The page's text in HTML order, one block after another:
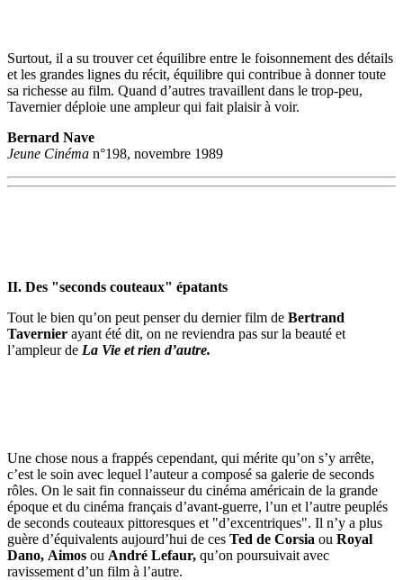
Surtout, il a su trouver cet équilibre entre le foisonnement des détails
et les grandes lignes du récit, équilibre qui contribue à donner toute
sa richesse au film. Quand d’autres travaillent dans le trop-peu,
Tavernier déploie une ampleur qui fait plaisir à voir.
Bernard Nave
Jeune Cinéma n°198, novembre 1989
II. Des "seconds couteaux" épatants
Tout le bien qu’on peut penser du dernier film de Bertrand
Tavernier ayant été dit, on ne reviendra pas sur la beauté et
l’ampleur de La Vie et rien d’autre.
Une chose nous a frappés cependant, qui mérite qu’on s’y arrête,
c’est le soin avec lequel l’auteur a composé sa galerie de seconds
rôles. On le sait fin connaisseur du cinéma américain de la grande
époque et du cinéma français d’avant-guerre, l’un et l’autre peuplés
de seconds couteaux pittoresques et "d’excentriques". Il n’y a plus
guère d’équivalents aujourd’hui de ces Ted de Corsia ou Royal
Dano, Aimos ou André Lefaur, qu’on poursuivait avec
ravissement d’un film à l’autre.